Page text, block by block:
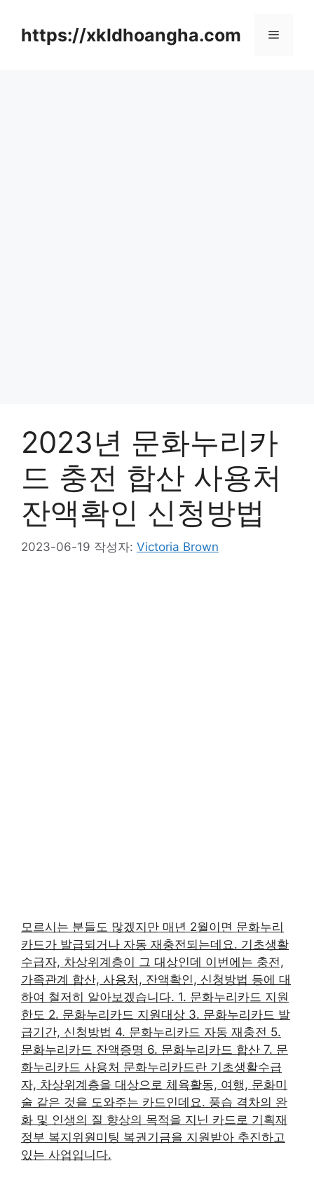
https://xkldhoangha.com 메
2023년 문화누리카
드 충전 합산 사용처
잔액확인 신청방법
2023-06-19 작성자: Victoria Brown
모르시는 분들도 많겠지만 매년 2월이면 문화누리
카드가 발급되거나 자동 재충전되는데요. 기초생활
수급자, 차상위계층이 그 대상인데 이번에는 충전,
가족관계 합산, 사용처, 잔액확인, 신청방법 등에 대
하여 철저히 알아보겠습니다. 1. 문화누리카드 지원
한도 2. 문화누리카드 지원대상 3. 문화누리카드 발
급기간, 신청방법 4. 문화누리카드 자동 재충전 5.
문화누리카드 잔액증명 6. 문화누리카드 합산 7. 문
화누리카드 사용처 문화누리카드란 기초생활수급
자, 차상위계층을 대상으로 체육활동, 여행, 문화미
술 같은 것을 도와주는 카드인데요. 풍습 격차의 완
화 및 인생의 질 향상의 목적을 지닌 카드로 기획재
정부 복지위원미팅 복권기금을 지원받아 추진하고
있는 사업입니다.